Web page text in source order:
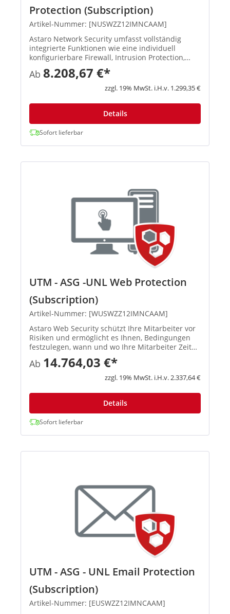
Protection (Subscription)
Artikel-Nummer: [NUSWZZ12IMNCAAM]
Astaro Network Security umfasst vollständig
integrierte Funktionen wie eine individuell
konfigurierbare Firewall, Intrusion Protection,
Schutz vor Denial-of-Service-Attacken,
verschiedene Tools zur Weiterleitung des
Datenverkehrs sowie für NAT und vi...
Ab 8.208,67 €*
zzgl. 19% MwSt. i.H.v. 1.299,35 €
Details
Sofort lieferbar
UTM - ASG -UNL Web Protection
(Subscription)
Artikel-Nummer: [WUSWZZ12IMNCAAM]
Astaro Web Security schützt Ihre Mitarbeiter vor
Risiken und ermöglicht es Ihnen, Bedingungen
festzulegen, wann und wo Ihre Mitarbeiter Zeit
online verbringen dürfen. Spyware und Viren
werden gestoppt, bevor sie ins Netzwerk
gelangen und Schaden veru...
Ab 14.764,03 €*
zzgl. 19% MwSt. i.H.v. 2.337,64 €
Details
Sofort lieferbar
UTM - ASG - UNL Email Protection
(Subscription)
Artikel-Nummer: [EUSWZZ12IMNCAAM]